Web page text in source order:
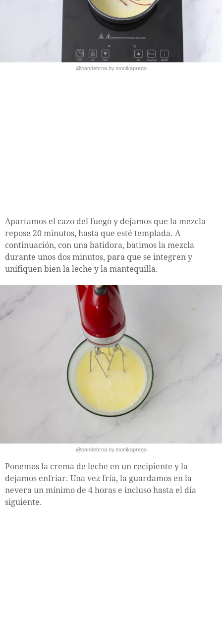
@pandebroa.by.monikaprego
Apartamos el cazo del fuego y dejamos que la mezcla
repose 20 minutos, hasta que esté templada. A
continuación, con una batidora, batimos la mezcla
durante unos dos minutos, para que se integren y
unifiquen bien la leche y la mantequilla.
@pandebroa.by.monikaprego
Ponemos la crema de leche en un recipiente y la
dejamos enfriar. Una vez fría, la guardamos en la
nevera un mínimo de 4 horas e incluso hasta el día
siguiente.